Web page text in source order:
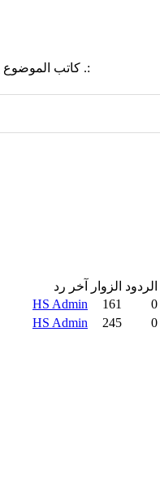
:. كاتب الموضوع
الردود الزوار
آخر رد
0
161
HS Admin
0
245
HS Admin